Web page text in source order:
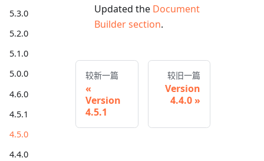
5.3.0
5.2.0
5.1.0
5.0.0
4.6.0
4.5.1
4.5.0
4.4.0
Updated the Document
Builder section.
较新一篇
Version
4.5.1
较旧一篇
Version
4.4.0